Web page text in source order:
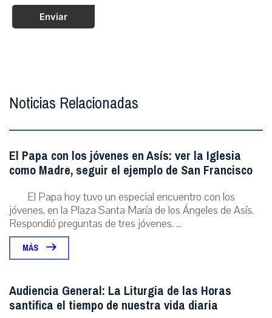
Enviar
Noticias Relacionadas
El Papa con los jóvenes en Asís: ver la Iglesia
como Madre, seguir el ejemplo de San Francisco
El Papa hoy tuvo un especial encuentro con los
jóvenes, en la Plaza Santa María de los Ángeles de Asís.
Respondió preguntas de tres jóvenes. ...
MÁS
Audiencia General: La Liturgia de las Horas
santifica el tiempo de nuestra vida diaria